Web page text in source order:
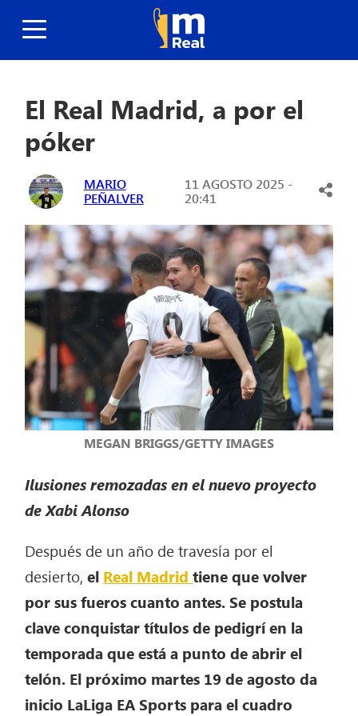
El Real Madrid, a por el
póker
MARIO
PEÑALVER
11 AGOSTO 2025 -
20:41
MEGAN BRIGGS/GETTY IMAGES
Ilusiones remozadas en el nuevo proyecto
de Xabi Alonso
Después de un año de travesía por el
desierto,el Real Madridtiene que volver
por sus fueros cuanto antes. Se postula
clave conquistar títulos de pedigrí en la
temporada que está a punto de abrir el
telón. El próximo martes 19 de agosto da
inicio LaLiga EA Sports para el cuadro